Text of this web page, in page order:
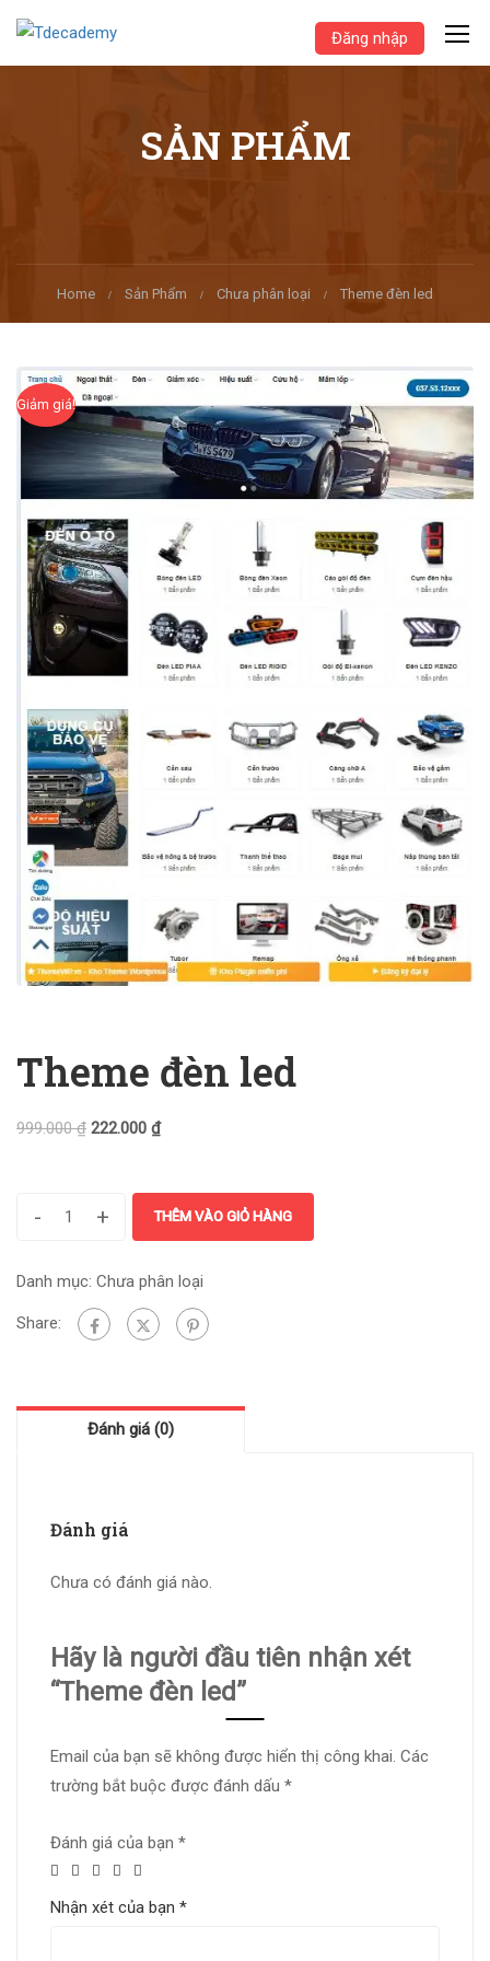
Đăng nhập
SẢN PHẨM
Home Sản Phẩm Chưa phân loại Theme đèn led
Giảm giá!
Theme đèn led
999.000₫ 222.000 ₫
- + THÊM VÀO GIỎ HÀNG
Danh mục: Chưa phân loại
Share:
Đánh giá (0)
Đánh giá
Chưa có đánh giá nào.
Hãy là người đầu tiên nhận xét
“Theme đèn led”
Email của bạn sẽ không được hiển thị công khai. Các
trường bắt buộc được đánh dấu *
Đánh giá của bạn *
Nhận xét của bạn *